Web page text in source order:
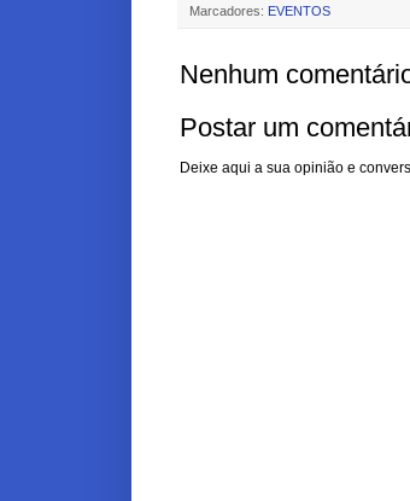
Marcadores: EVENTOS
Nenhum
Postar um
Deixe aqui a sua opinião e